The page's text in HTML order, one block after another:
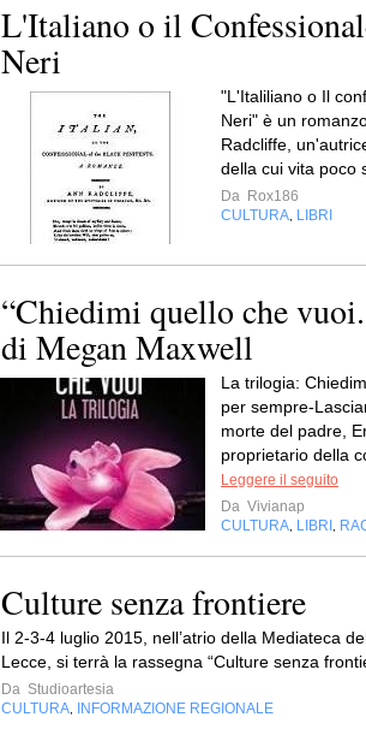
L'Italiano o il
Neri
"L'Italiliano o Il
Neri" è un
Radcliffe,
della cui vita poco
Da Rox186
CULTURA LIBRI
“Chiedimi quello che
di Megan Maxwell
La trilogia:
per sempre-
morte del padre,
proprietario della
Leggere il seguito
Da Vivianap
CULTURA LIBRI
Culture senza frontiere
Il 2-3-4 luglio 2015, nell’atrio della Mediateca
Lecce, si terrà la rassegna “Culture senza
Da Studioartesia
CULTURA
INFORMAZIONE REGIONALE